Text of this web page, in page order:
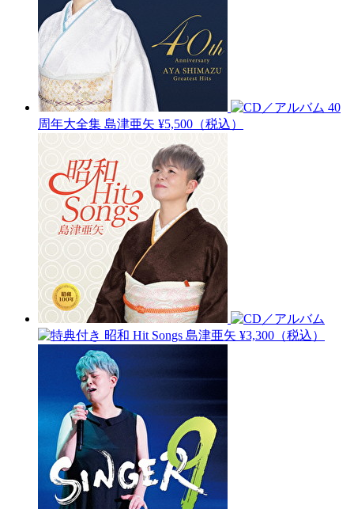
40
周年大全集 島津亜矢 ¥5,500（税込）
昭和 Hit Songs 島津亜矢 ¥3,300（税込）